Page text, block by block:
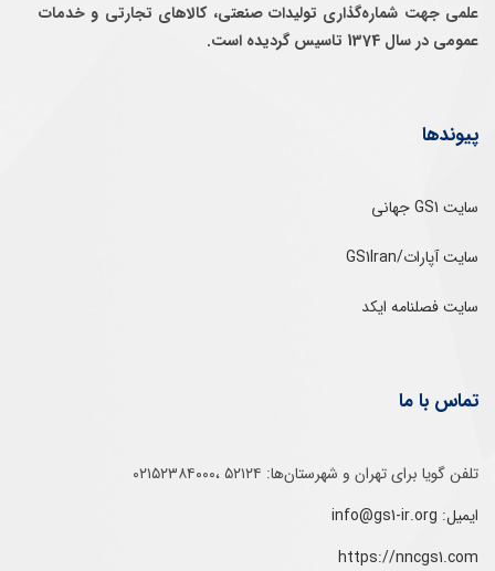
علمی جهت شماره‌گذاری توليدات صنعتی، كالاهای تجارتی و خدمات
عمومی در سال 1374 تاسيس گرديده است.
پیوندها
سایت GS1 جهانی
سایت آپارات/GS1Iran
سایت فصلنامه ایکد
تماس با ما
تلفن‌ گویا برای‌ تهران‌‌ و‌ شهرستان‌ها:‌ ۵۲۱۲۴ ،۰۲۱۵۲۳۸۴۰۰۰
ایمیل: info@gs1-ir.org
https://nncgs1.com